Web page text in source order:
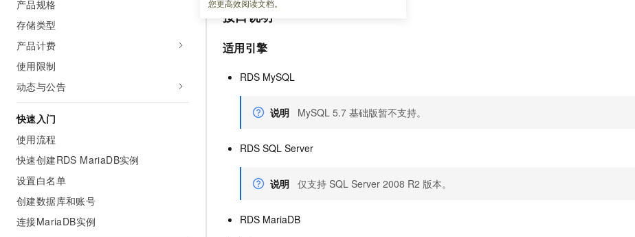
您更高效阅读文档。
产品规格
存储类型
产品计费
使用限制
动态与公告
快速入门
使用流程
快速创建RDS MariaDB实例
设置白名单
创建数据库和账号
连接MariaDB实例
接口说明
适用引擎
RDS MySQL
说明 MySQL 5.7 基础版暂不支持。
RDS SQL Server
说明 仅支持 SQL Server 2008 R2 版本。
RDS MariaDB
Qwen3.7-Plus
大模型服务
千问AI平台-模型体验
在线体验全尺寸、多种模态的模型效果
容器
存储
网络与CDN
安全
中间件
数据库
媒体服务
企业服务与云通信
云原生大数据计算服务 MaxCompute
面向分析的企业级SaaS模式云数据仓库
现代化应用
网络
可观测
上云与迁云
企业出海
政企业务
免费试用
解决方案免费试用 新老同享
最高领取价值200元试用点，立即开启云上创新
AI 产品 免费试用
1亿+ 大模型 tokens 和 30+ 款产品免费体验
大模型ACA认证体验
助力企业全员 AI 认知与能力提升
蓝凌 OA
电子合同
Tableau 订阅
AI空中课堂在线直播课堂（旗舰版）
生态解决方案
行业生态解决方案
ERP
财税管理
AI 大模型销售与服务生态合作计划
短信专区
入门学习赛